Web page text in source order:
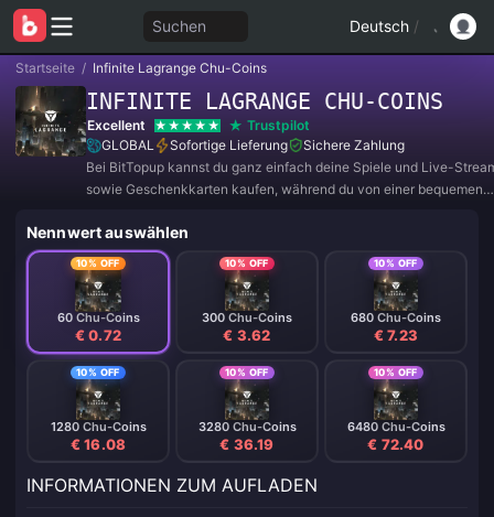
Suchen Deutsch /
Startseite / Infinite Lagrange Chu-Coins
INFINITE LAGRANGE CHU-COINS
Excellent
Trustpilot
GLOBAL
Sofortige Lieferung
Sichere Zahlung
Bei BitTopup kannst du ganz einfach deine Spiele und Live-
sowie Geschenkkarten kaufen, während du von einer bequemen
Nennwert auswählen
10% OFF
60 Chu-Coins
€ 0.72
10% OFF
300 Chu-Coins
€ 3.62
10% OFF
680 Chu-Coins
€ 7.23
10% OFF
1280 Chu-Coins
€ 16.08
10% OFF
3280 Chu-Coins
€ 36.19
10% OFF
6480 Chu-Coins
€ 72.40
INFORMATIONEN ZUM AUFLADEN